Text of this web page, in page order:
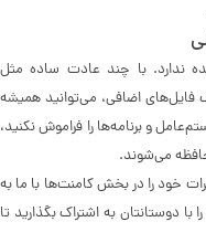
ندارد. با چند عادت ساده مثل
اضافی، می‌توانید همیشه
و برنامه‌ها را فراموش نکنید،
می‌شوند.
خود را در بخش کامنت‌ها با ما به
با دوستانتان به اشتراک بگذارید تا